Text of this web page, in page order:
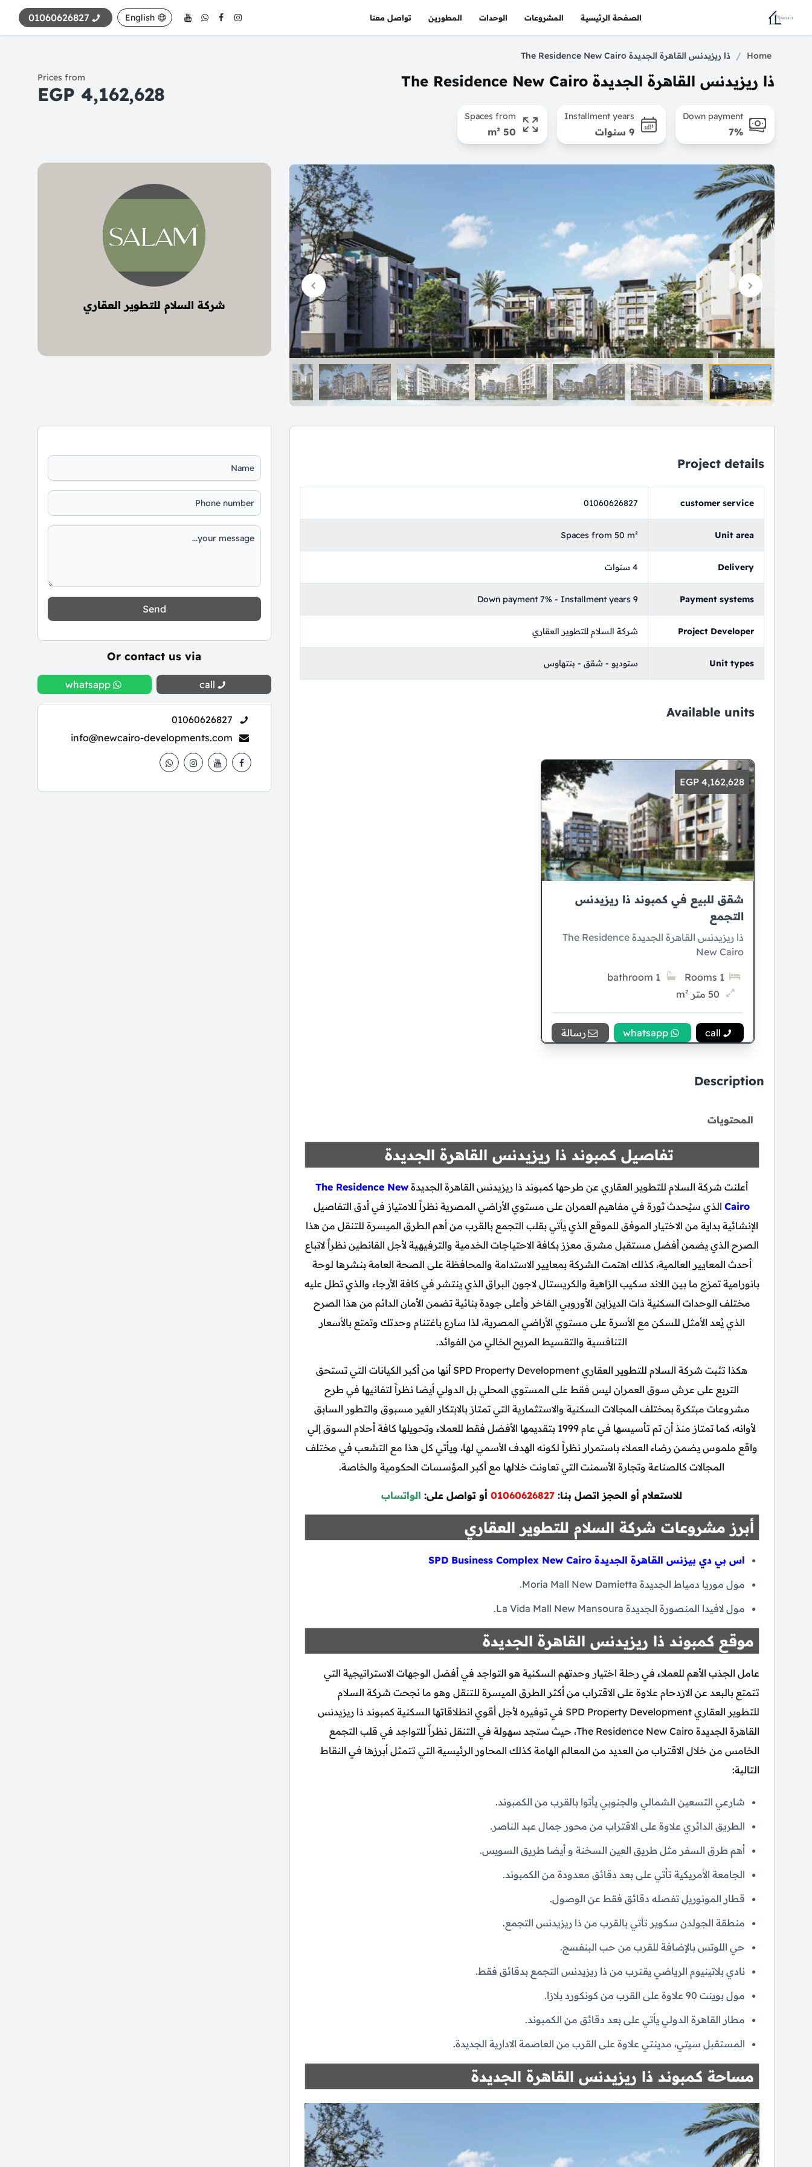
الصفحة الرئيسية المشروعات الوحدات المطورين تواصل معنا English
01060626827
Home
/ ذا ريزيدنس القاهرة الجديدة The Residence New Cairo
ذا ريزيدنس القاهرة الجديدة The Residence New Cairo
Down payment
7%
Installment years
9 سنوات
Spaces from
50 m²
Prices from
4,162,628 EGP
شركة السلام للتطوير العقاري
Project details
customer service
01060626827
Unit area
Spaces from 50 m²
Delivery 4 سنوات
Payment systems
Down payment 7% - Installment years 9
Project Developer شركة السلام للتطوير العقاري
Unit types ستوديو - شقق - بنتهاوس
Available units
4,162,628 EGP
شقق للبيع في كمبوند ذا ريزيدنس
التجمع
ذا ريزيدنس القاهرة الجديدة The Residence
New Cairo
1 Rooms
1 bathroom
50 متر m²
7% Down payment 9 سنوات Installment
call
whatsapp رسالة
Description
المحتويات
تفاصيل كمبوند ذا ريزيدنس القاهرة الجديدة
أعلنت شركة السلام للتطوير العقاري عن طرحها كمبوند ذا ريزيدنس القاهرة الجديدة The Residence New
Cairoالذي سيُحدث ثورة في مفاهيم العمران على مستوي الأراضي المصرية نظراً للامتياز في أدق التفاصيل
الإنشائية بداية من الاختيار الموفق للموقع الذي يأتي بقلب التجمع بالقرب من أهم الطرق الميسرة للتنقل من هذا
الصرح الذي يضمن أفضل مستقبل مشرق معزز بكافة الاحتياجات الخدمية والترفيهية لأجل القانطين نظراً لاتباع
أحدث المعايير العالمية، كذلك اهتمت الشركة بمعايير الاستدامة والمحافظة على الصحة العامة بنشرها لوحة
بانورامية تمزج ما بين اللاند سكيب الزاهية والكريستال لاجون البراق الذي ينتشر في كافة الأرجاء والذي تطل عليه
مختلف الوحدات السكنية ذات الديزاين الأوروبي الفاخر وأعلى جودة بنائية تضمن الأمان الدائم من هذا الصرح
الذي يُعد الأمثل للسكن مع الأسرة على مستوي الأراضي المصرية، لذا سارع باغتنام وحدتك وتمتع بالأسعار
التنافسية والتقسيط المريح الخالي من الفوائد.
هكذا تثبت شركة السلام للتطوير العقاري SPD Property Development أنها من أكبر الكيانات التي تستحق
التربع على عرش سوق العمران ليس فقط على المستوي المحلي بل الدولي أيضا نظراً لتفانيها في طرح
مشروعات مبتكرة بمختلف المجالات السكنية والاستثمارية التي تمتاز بالابتكار الغير مسبوق والتطور السابق
لأوانه، كما تمتاز منذ أن تم تأسيسها في عام 1999 بتقديمها الأفضل فقط للعملاء وتحويلها كافة أحلام السوق إلي
واقع ملموس يضمن رضاء العملاء باستمرار نظراً لكونه الهدف الأسمي لها، ويأتي كل هذا مع التشعب في مختلف
المجالات كالصناعة وتجارة الأسمنت التي تعاونت خلالها مع أكبر المؤسسات الحكومية والخاصة.
للاستعلام أو الحجز اتصل بنا: 01060626827 أو تواصل على: الواتساب
أبرز مشروعات شركة السلام للتطوير العقاري
اس بي دي بيزنس القاهرة الجديدة SPD Business Complex New Cairo
مول موريا دمياط الجديدة Moria Mall New Damietta.
مول لافيدا المنصورة الجديدة La Vida Mall New Mansoura.
موقع كمبوند ذا ريزيدنس القاهرة الجديدة
عامل الجذب الأهم للعملاء في رحلة اختيار وحدتهم السكنية هو التواجد في أفضل الوجهات الاستراتيجية التي
تتمتع بالبعد عن الازدحام علاوة على الاقتراب من أكثر الطرق الميسرة للتنقل وهو ما نجحت شركة السلام
للتطوير العقاري SPD Property Development في توفيره لأجل أقوي انطلاقاتها السكنية كمبوند ذا ريزيدنس
القاهرة الجديدة The Residence New Cairo، حيث ستجد سهولة في التنقل نظراً للتواجد في قلب التجمع
الخامس من خلال الاقتراب من العديد من المعالم الهامة كذلك المحاور الرئيسية التي تتمثل أبرزها في النقاط
التالية:
شارعي التسعين الشمالي والجنوبي يأتوا بالقرب من الكمبوند.
الطريق الدائري علاوة على الاقتراب من محور جمال عبد الناصر.
أهم طرق السفر مثل طريق العين السخنة و أيضا طريق السويس.
الجامعة الأمريكية تأتي على بعد دقائق معدودة من الكمبوند.
قطار المونوريل تفصله دقائق فقط عن الوصول.
منطقة الجولدن سكوير تأتي بالقرب من ذا ريزيدنس التجمع.
حي اللوتس بالإضافة للقرب من حب البنفسج.
نادي بلاتينيوم الرياضي يقترب من ذا ريزيدنس التجمع بدقائق فقط.
مول بوينت 90 علاوة على القرب من كونكورد بلازا.
مطار القاهرة الدولي يأتي على بعد دقائق من الكمبوند.
المستقبل سيتي، مدينتي علاوة على القرب من العاصمة الادارية الجديدة.
مساحة كمبوند ذا ريزيدنس القاهرة الجديدة
Send
Or contact us via
call
whatsapp
01060626827
info@newcairo-developments.com